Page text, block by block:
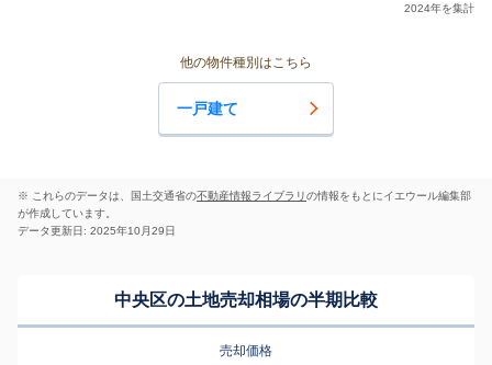
2024年を集計
他の物件種別はこちら
一戸建て
※ これらのデータは、国土交通省の不動産情報ライブラリの情報をもとにイエウール編集部
が作成しています。
データ更新日: 2025年10月29日
中央区の土地売却相場の半期比較
売却価格